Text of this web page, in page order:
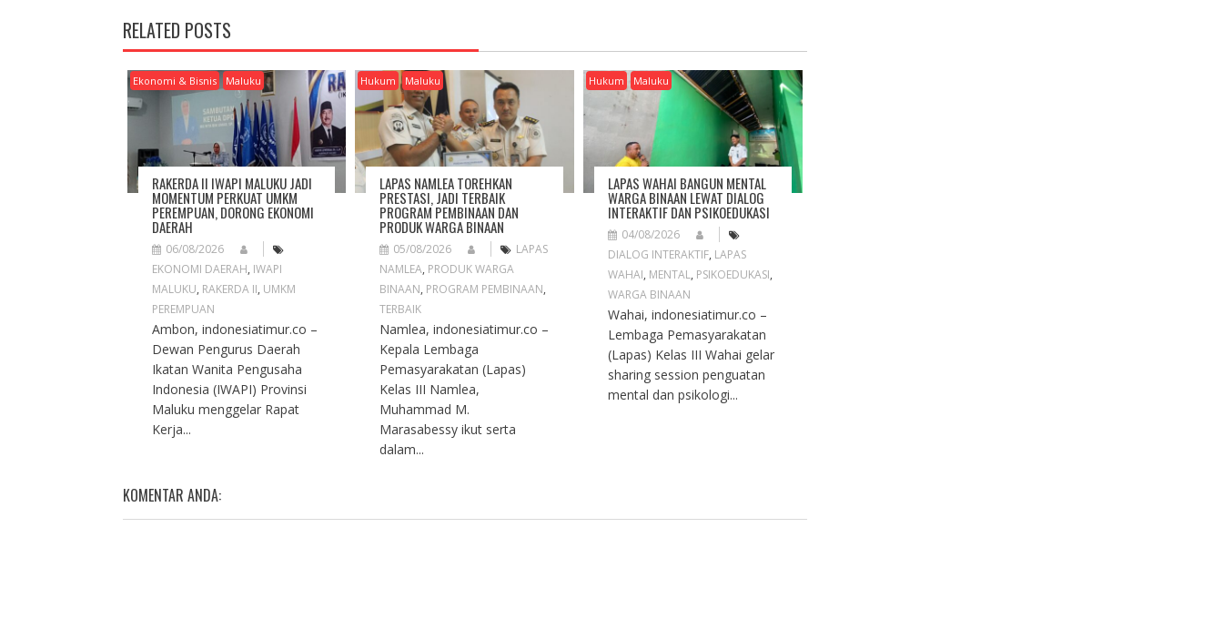
N
A
V
G
A
O
N
RELATED POSTS
Ekonomi & Bisnis Maluku
RAKERDA II IWAPI MALUKU JADI
MOMENTUM PERKUAT UMKM
PEREMPUAN, DORONG EKONOMI
DAERAH
06/08/2026
EKONOMI DAERAH, IWAPI
MALUKU, RAKERDA II, UMKM
PEREMPUAN
Ambon, indonesiatimur.co –
Dewan Pengurus Daerah
Ikatan Wanita Pengusaha
Indonesia (IWAPI) Provinsi
Maluku menggelar Rapat
Kerja...
Hukum Maluku
LAPAS NAMLEA TOREHKAN
PRESTASI, JADI TERBAIK
PROGRAM PEMBINAAN DAN
PRODUK WARGA BINAAN
05/08/2026
LAPAS
NAMLEA, PRODUK WARGA
BINAAN, PROGRAM PEMBINAAN,
TERBAIK
Namlea, indonesiatimur.co –
Kepala Lembaga
Pemasyarakatan (Lapas)
Kelas III Namlea,
Muhammad M.
Marasabessy ikut serta
dalam...
Hukum Maluku
LAPAS WAHAI BANGUN MENTAL
WARGA BINAAN LEWAT DIALOG
INTERAKTIF DAN PSIKOEDUKASI
04/08/2026
DIALOG INTERAKTIF, LAPAS
WAHAI, MENTAL, PSIKOEDUKASI,
WARGA BINAAN
Wahai, indonesiatimur.co –
Lembaga Pemasyarakatan
(Lapas) Kelas III Wahai gelar
sharing session penguatan
mental dan psikologi...
KOMENTAR ANDA: